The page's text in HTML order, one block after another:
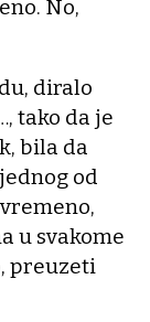
No,
diralo
tako da je
bila da
od
u svakome
preuzeti